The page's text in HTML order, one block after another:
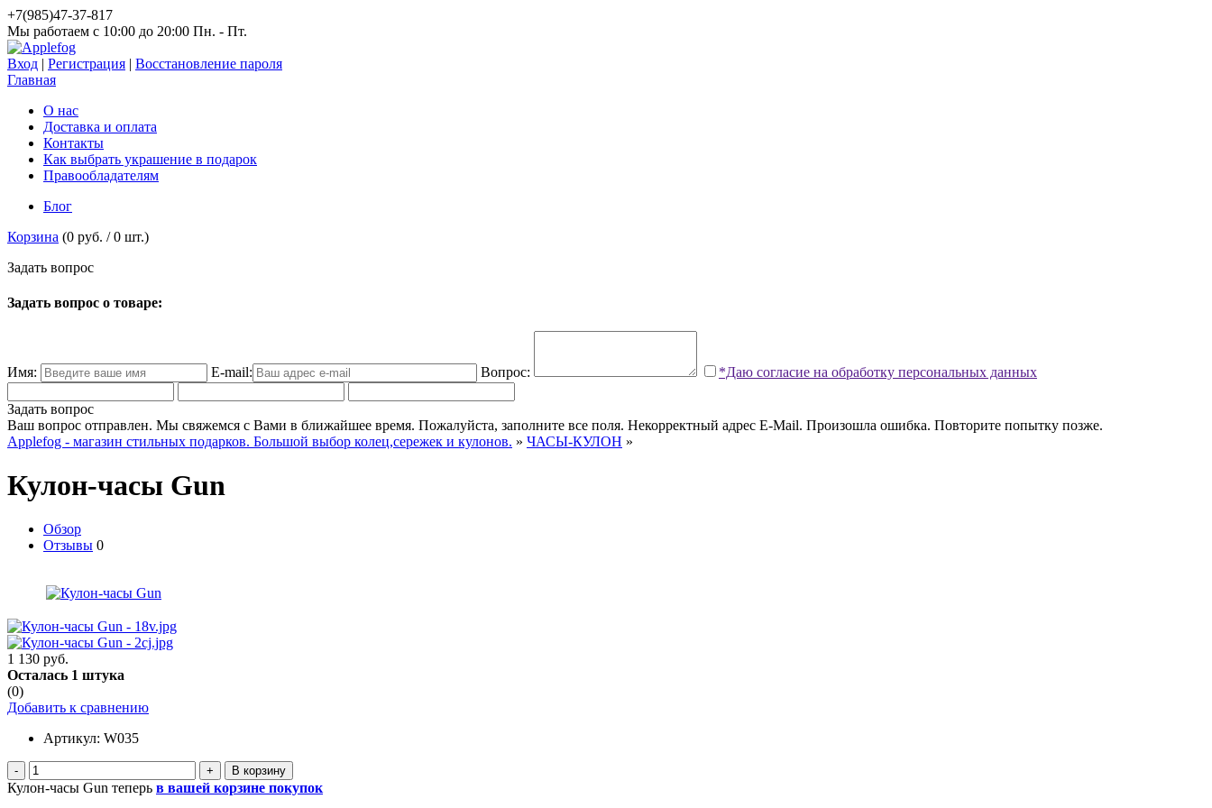
+7(985)47-37-817
Мы работаем c 10:00 до 20:00 Пн. - Пт.
Вход | Регистрация | Восстановление пароля
Главная
О нас
Доставка и оплата
Контакты
Как выбрать украшение в подарок
Правообладателям
Блог
Корзина (0 руб. /0 шт.)
Задать вопрос
Задать вопрос о товаре:
Имя: E-mail: Вопрос: *Даю согласие на обработку персональных данных
Задать вопрос
Ваш вопрос отправлен. Мы свяжемся с Вами в ближайшее время. Пожалуйста, заполните все поля. Некорректный адрес E-Mail. Произошла ошибка. Повторите попытку позже.
Applefog - магазин стильных подарков. Большой выбор колец,сережек и кулонов. » ЧАСЫ-КУЛОН »
Кулон-часы Gun
Обзор
Отзывы 0
1 130 руб.
Осталась 1 штука
(0)
Добавить к сравнению
Артикул: W035
- +
Кулон-часы Gun теперь в вашей корзине покупок